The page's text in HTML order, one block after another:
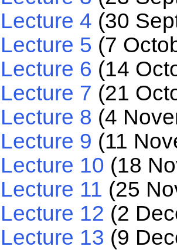
Lecture 4 (30
Lecture 5 (7
Lecture 6 (14
Lecture 7 (21
Lecture 8 (4
Lecture 9 (11
Lecture 10 (18
Lecture 11 (25
Lecture 12 (2
Lecture 13 (9